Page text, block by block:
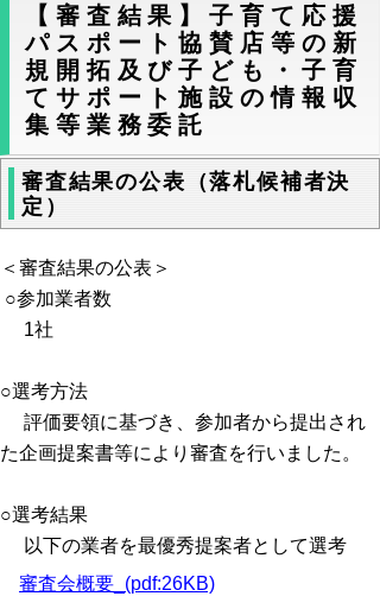
【審査結果】子育て応援
パスポート協賛店等の新
規開拓及び子ども・子育
てサポート施設の情報収
集等業務委託
審査結果の公表（落札候補者決
定）
＜審査結果の公表＞
○参加業者数
1社
○選考方法
評価要領に基づき、参加者から提出され
た企画提案書等により審査を行いました。
○選考結果
以下の業者を最優秀提案者として選考
審査会概要_(pdf:26KB)